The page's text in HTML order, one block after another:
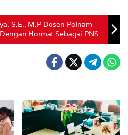
S.E., M.P Dosen Polnam
Hormat Sebagai PNS